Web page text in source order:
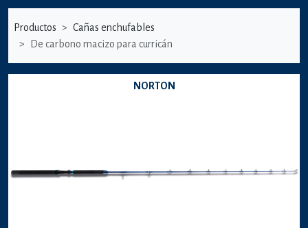
Productos
Cañas enchufables
De carbono macizo para curricán
NORTON